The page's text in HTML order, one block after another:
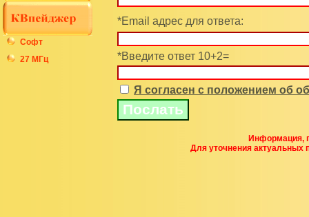
Софт
27 МГц
*Email адрес для ответа:
*Введите ответ 10+2=
Я согласен с положением об
Информация,
Для уточнения актуальных